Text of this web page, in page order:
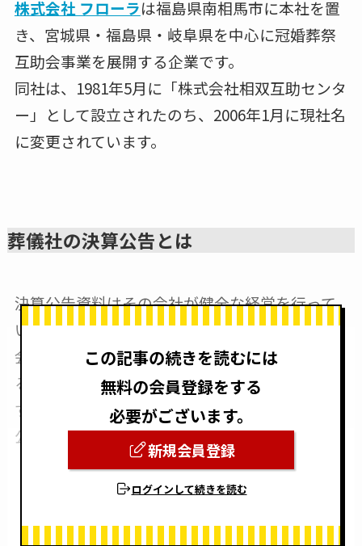
株式会社 フローラは福島県南相馬市に本社を置
き、宮城県・福島県・岐阜県を中心に冠婚葬祭
互助会事業を展開する企業です。
同社は、1981年5月に「株式会社相双互助センタ
ー」として設立されたのち、2006年1月に現社名
に変更されています。
葬儀社の決算公告とは
決算公告資料はその会社が健全な経営を行って
いるかを確認できる計算書類となります。株式
会社は定時株主総会の後に貸借対照表を公告す
る義務があり、その行為を決算公告といいま
す。
公告の方法は全部で3つあります。
この記事の続きを読むには
無料の会員登録をする
必要がございます。
新規会員登録
ログインして続きを読む